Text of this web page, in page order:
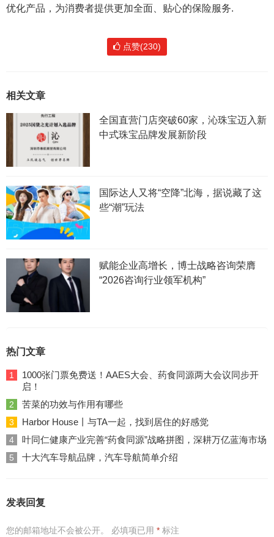
优化产品，为消费者提供更加全面、贴心的保险服务.
点赞(230)
相关文章
全国直营门店突破60家，沁珠宝迈入新
中式珠宝品牌发展新阶段
国际达人又将“空降”北海，据说藏了这
些“潮”玩法
赋能企业高增长，博士战略咨询荣膺
“2026咨询行业领军机构”
热门文章
1
1000张门票免费送！AAES大会、药食同源两大会议同步开
启！
2 苦菜的功效与作用有哪些
3 Harbor House丨与TA一起，找到居住的好感觉
4 叶同仁健康产业完善“药食同源”战略拼图，深耕万亿蓝海市场
5 十大汽车导航品牌，汽车导航简单介绍
发表回复
您的邮箱地址不会被公开。 必填项已用 * 标注